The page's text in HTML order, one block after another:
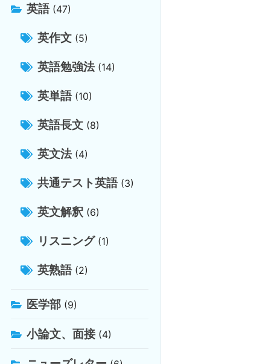
英語(47)
英作文(5)
英語勉強法(14)
英単語(10)
英語長文(8)
英文法(4)
共通テスト英語(3)
英文解釈(6)
リスニング(1)
英熟語(2)
医学部(9)
小論文、面接(4)